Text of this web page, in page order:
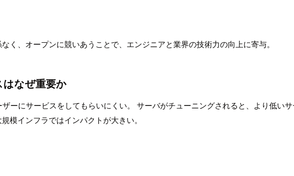
く、オープンに競いあうことで、エンジニアと業界の技術力の向上に寄与。
なぜ重要か
ーにサービスをしてもらいにくい。 サーバがチューニングされると、より低い
模インフラではインパクトが大きい。